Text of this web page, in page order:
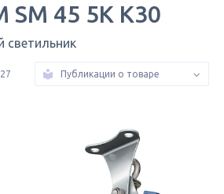
SM 45 5K К30
Публикации о товаре